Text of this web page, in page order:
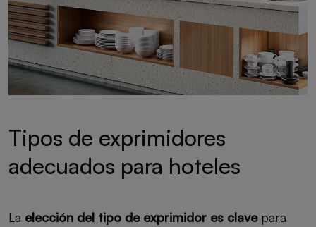
Tipos de exprimidores
adecuados para hoteles
La elección del tipo de exprimidor es clavepara